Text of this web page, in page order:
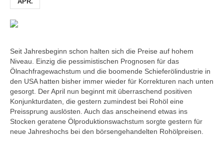
Seit Jahresbeginn schon halten sich die Preise auf hohem
Niveau. Einzig die pessimistischen Prognosen für das
Ölnachfragewachstum und die boomende Schieferölindustrie in
den USA hatten bisher immer wieder für Korrekturen nach unten
gesorgt. Der April nun beginnt mit überraschend positiven
Konjunkturdaten, die gestern zumindest bei Rohöl eine
Preissprung auslösten. Auch das anscheinend etwas ins
Stocken geratene Ölproduktionswachstum sorgte gestern für
neue Jahreshochs bei den börsengehandelten Rohölpreisen.